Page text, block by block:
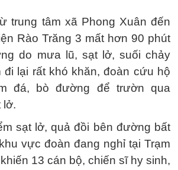
trung tâm xã Phong Xuân đến
Rào Trăng 3 mất hơn 90 phút
do mưa lũ, sạt lở, suối chảy
đi lại rất khó khăn, đoàn cứu hộ
đá, bò đường để trườn qua
lở.
sạt lở, quả đồi bên đường bất
vực đoàn đang nghỉ tại Trạm
13 cán bộ, chiến sĩ hy sinh,